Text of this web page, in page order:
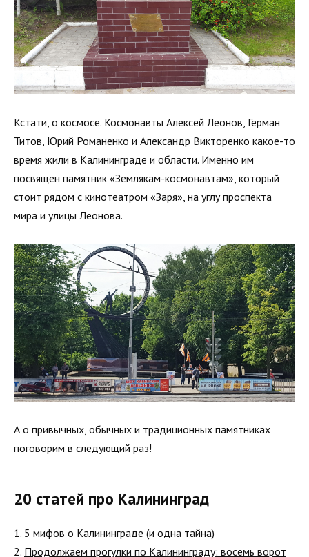
Кстати, о космосе. Космонавты Алексей Леонов, Герман
Титов, Юрий Романенко и Александр Викторенко какое-то
время жили в Калининграде и области. Именно им
посвящен памятник «Землякам-космонавтам», который
стоит рядом с кинотеатром «Заря», на углу проспекта
мира и улицы Леонова.
А о привычных, обычных и традиционных памятниках
поговорим в следующий раз!
20 статей про Калининград
1. 5 мифов о Калининграде (и одна тайна)
2. Продолжаем прогулки по Калининграду: восемь ворот